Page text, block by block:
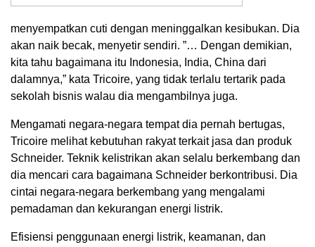
menyempatkan cuti dengan meninggalkan kesibukan. Dia
akan naik becak, menyetir sendiri. ”… Dengan demikian,
kita tahu bagaimana itu Indonesia, India, China dari
dalamnya,” kata Tricoire, yang tidak terlalu tertarik pada
sekolah bisnis walau dia mengambilnya juga.
Mengamati negara-negara tempat dia pernah bertugas,
Tricoire melihat kebutuhan rakyat terkait jasa dan produk
Schneider. Teknik kelistrikan akan selalu berkembang dan
dia mencari cara bagaimana Schneider berkontribusi. Dia
cintai negara-negara berkembang yang mengalami
pemadaman dan kekurangan energi listrik.
Efisiensi penggunaan energi listrik, keamanan, dan